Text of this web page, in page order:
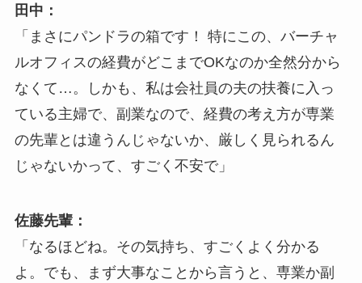
田中：
「まさにパンドラの箱です！ 特にこの、バーチャ
ルオフィスの経費がどこまでOKなのか全然分から
なくて…。しかも、私は会社員の夫の扶養に入っ
ている主婦で、副業なので、経費の考え方が専業
の先輩とは違うんじゃないか、厳しく見られるん
じゃないかって、すごく不安で」
佐藤先輩：
「なるほどね。その気持ち、すごくよく分かる
よ。でも、まず大事なことから言うと、専業か副